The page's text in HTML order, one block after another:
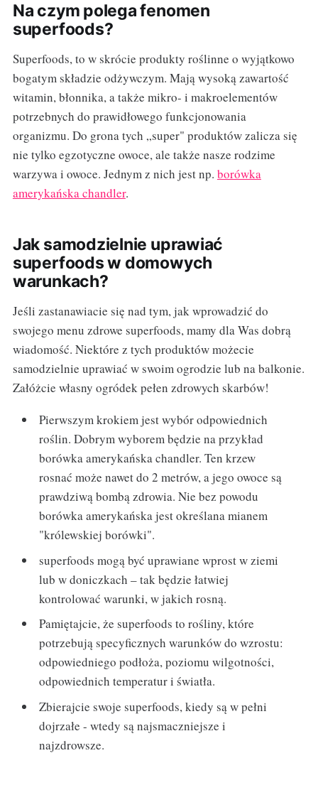
Na czym polega fenomen
superfoods?
Superfoods, to w skrócie produkty roślinne o wyjątkowo
bogatym składzie odżywczym. Mają wysoką zawartość
witamin, błonnika, a także mikro- i makroelementów
potrzebnych do prawidłowego funkcjonowania
organizmu. Do grona tych „super" produktów zalicza się
nie tylko egzotyczne owoce, ale także nasze rodzime
warzywa i owoce. Jednym z nich jest np. borówka
amerykańska chandler.
Jak samodzielnie uprawiać
superfoods w domowych
warunkach?
Jeśli zastanawiacie się nad tym, jak wprowadzić do
swojego menu zdrowe superfoods, mamy dla Was dobrą
wiadomość. Niektóre z tych produktów możecie
samodzielnie uprawiać w swoim ogrodzie lub na balkonie.
Załóżcie własny ogródek pełen zdrowych skarbów!
Pierwszym krokiem jest wybór odpowiednich
roślin. Dobrym wyborem będzie na przykład
borówka amerykańska chandler. Ten krzew
rosnać może nawet do 2 metrów, a jego owoce są
prawdziwą bombą zdrowia. Nie bez powodu
borówka amerykańska jest określana mianem
"królewskiej borówki".
superfoods mogą być uprawiane wprost w ziemi
lub w doniczkach – tak będzie łatwiej
kontrolować warunki, w jakich rosną.
Pamiętajcie, że superfoods to rośliny, które
potrzebują specyficznych warunków do wzrostu:
odpowiedniego podłoża, poziomu wilgotności,
odpowiednich temperatur i światła.
Zbierajcie swoje superfoods, kiedy są w pełni
dojrzałe - wtedy są najsmaczniejsze i
najzdrowsze.